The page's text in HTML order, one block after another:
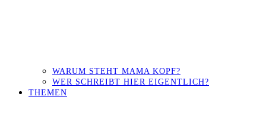
WARUM STEHT MAMA KOPF?
WER SCHREIBT HIER EIGENTLICH?
THEMEN